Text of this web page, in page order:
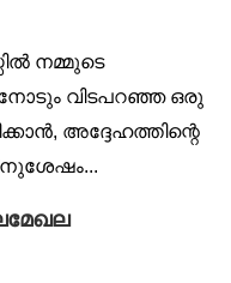
നമ്മുടെ
വിടപറഞ്ഞ ഒരു
അദ്ദേഹത്തിന്റെ